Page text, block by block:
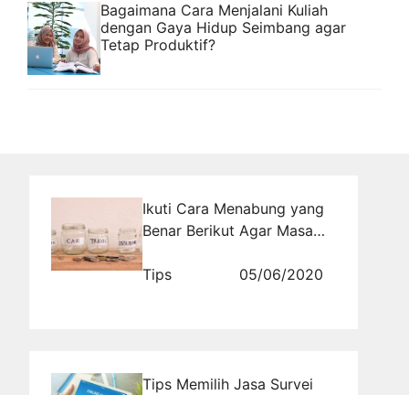
Bagaimana Cara Menjalani Kuliah
dengan Gaya Hidup Seimbang agar
Tetap Produktif?
Ikuti Cara Menabung yang
Benar Berikut Agar Masa
Tips
05/06/2020
Tips Memilih Jasa Survei